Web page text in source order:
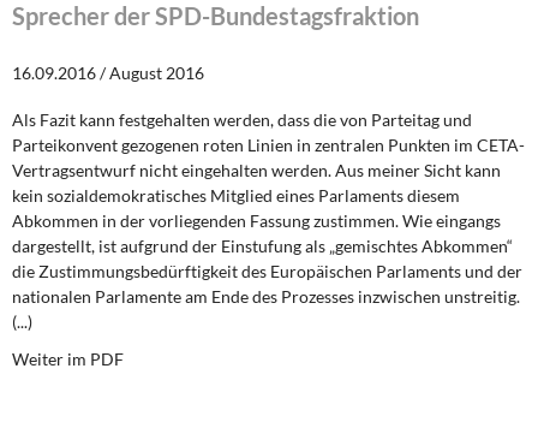
Leitlinien linker Wirtschafts- und Finanzpolitik
Steuer- und Finanzpolitik
Öffentliche Infrastruktur und Daseinsvorsorge
Eurokrise und Griechenland
Weitere Themen
Sprecher der SPD-Bundestagsfraktion
16.09.2016 / August 2016
Als Fazit kann festgehalten werden, dass die von Parteitag und
Parteikonvent gezogenen roten Linien in zentralen Punkten im CETA-
Vertragsentwurf nicht eingehalten werden. Aus meiner Sicht kann
kein sozialdemokratisches Mitglied eines Parlaments diesem
Abkommen in der vorliegenden Fassung zustimmen. Wie eingangs
dargestellt, ist aufgrund der Einstufung als „gemischtes Abkommen“
die Zustimmungsbedürftigkeit des Europäischen Parlaments und der
nationalen Parlamente am Ende des Prozesses inzwischen unstreitig.
(...)
Weiter im PDF